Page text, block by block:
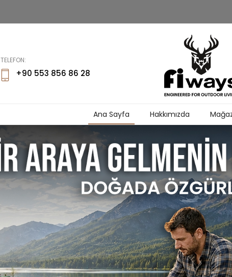
TELEFON:
+90 553 856 86 28
Ana Sayfa Hakkımızda